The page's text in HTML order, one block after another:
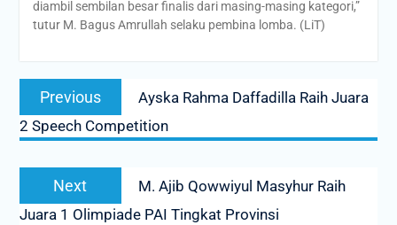
diambil sembilan besar finalis dari masing-masing kategori,”
tutur M. Bagus Amrullah selaku pembina lomba. (LiT)
Post
navigation
Previous
Previous
post:
Ayska Rahma Daffadilla Raih Juara
2 Speech Competition
Next
post:
M. Ajib Qowwiyul Masyhur Raih
Juara 1 Olimpiade PAI Tingkat Provinsi